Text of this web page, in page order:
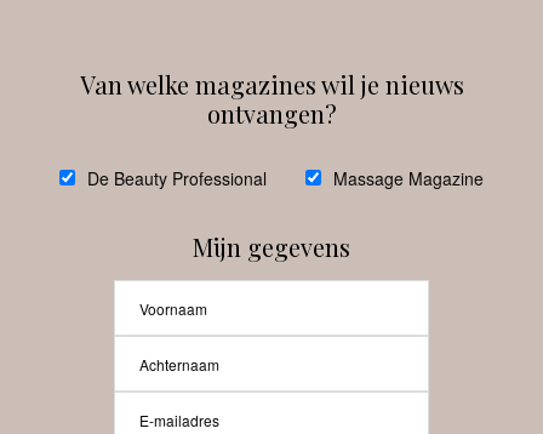
debeautyprofessional
Van welke magazines wil je nieuws
ontvangen?
De Beauty Professional Massage Magazine
Mijn gegevens